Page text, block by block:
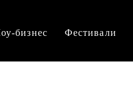
бизнес Фестивали